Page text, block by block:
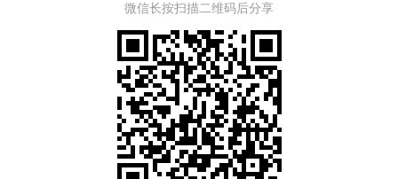
微信长按扫描二维码后分享